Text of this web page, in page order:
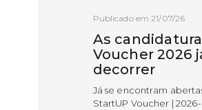
Publicado em 21/07/26
As
Voucher 2026
decorrer
Já se encontram
StartUP Voucher |